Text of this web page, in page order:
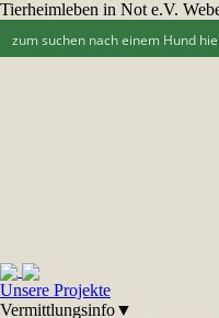
Tierheimleben in Not e.V.
Unsere Projekte
Vermittlungsinfo▼